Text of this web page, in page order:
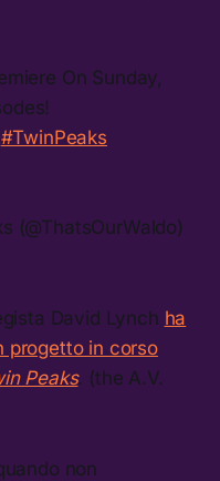
On Sunday,
#TwinPeaks
(@ThatsOurWaldo)
David Lynch ha
progetto in corso
Peaks. (the A.V.
non